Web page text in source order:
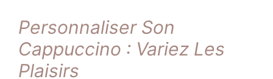
Personnaliser Son
Cappuccino : Variez Les
Plaisirs